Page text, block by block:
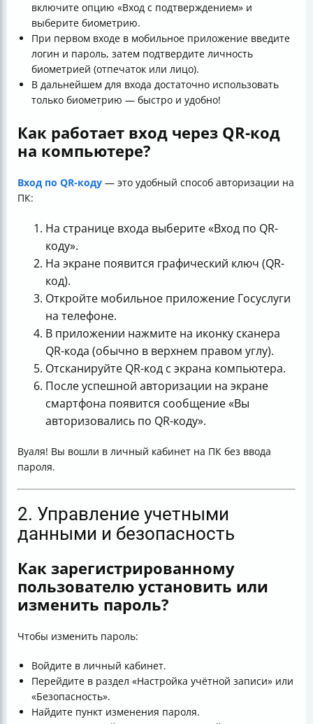
включите опцию «Вход с подтверждением» и
выберите биометрию.
При первом входе в мобильное приложение введите
логин и пароль, затем подтвердите личность
биометрией (отпечаток или лицо).
В дальнейшем для входа достаточно использовать
только биометрию — быстро и удобно!
Как работает вход через QR-код
на компьютере?
Вход по QR-коду — это удобный способ авторизации на
ПК:
На странице входа выберите «Вход по QR-
коду».
На экране появится графический ключ (QR-
код).
Откройте мобильное приложение Госуслуги
на телефоне.
В приложении нажмите на иконку сканера
QR-кода (обычно в верхнем правом углу).
Отсканируйте QR-код с экрана компьютера.
После успешной авторизации на экране
смартфона появится сообщение «Вы
авторизовались по QR-коду».
Вуаля! Вы вошли в личный кабинет на ПК без ввода
пароля.
2. Управление учетными
данными и безопасность
Как зарегистрированному
пользователю установить или
изменить пароль?
Чтобы изменить пароль:
Войдите в личный кабинет.
Перейдите в раздел «Настройка учётной записи» или
«Безопасность».
Найдите пункт изменения пароля.